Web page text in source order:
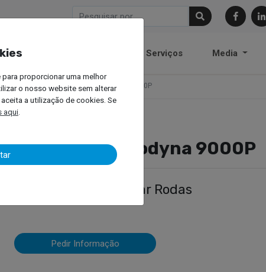
Serviços Media
Rodas Hofmann – Geodyna 9000P
Hofmann – Geodyna 9000P
Máquina de Equilibrar Rodas
Pedir Informação
proporcionar uma melhor
o nosso website sem alterar
a utilização de cookies. Se
aqui